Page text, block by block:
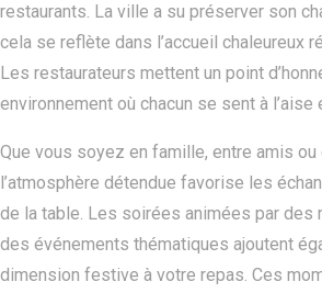
restaurants. La ville a su préserver son
cela se reflète dans l’accueil chaleureux
Les restaurateurs mettent un point
environnement où chacun se sent à l’aise
Que vous soyez en famille, entre amis ou
l’atmosphère détendue favorise les
de la table. Les soirées animées par des
des événements thématiques ajoutent
dimension festive à votre repas. Ces